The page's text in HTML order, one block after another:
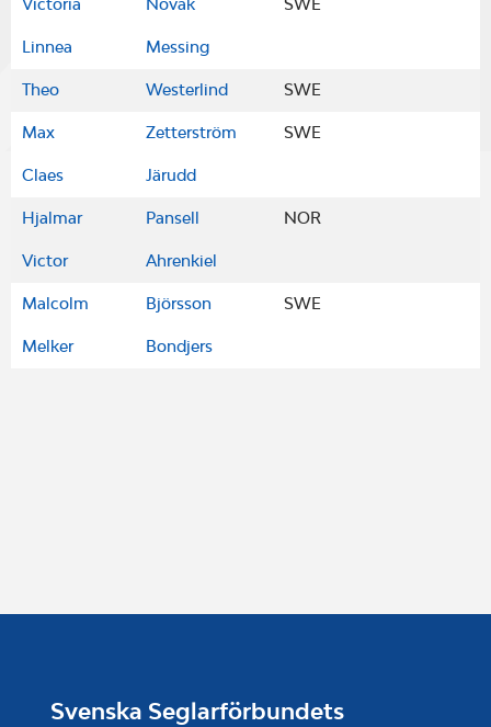
Victoria Novak SWE
Linnea Messing
Theo Westerlind SWE
Max Zetterström SWE
Claes Järudd
Hjalmar Pansell NOR
Victor Ahrenkiel
Malcolm Björsson SWE
Melker Bondjers
Svenska Seglarförbundets